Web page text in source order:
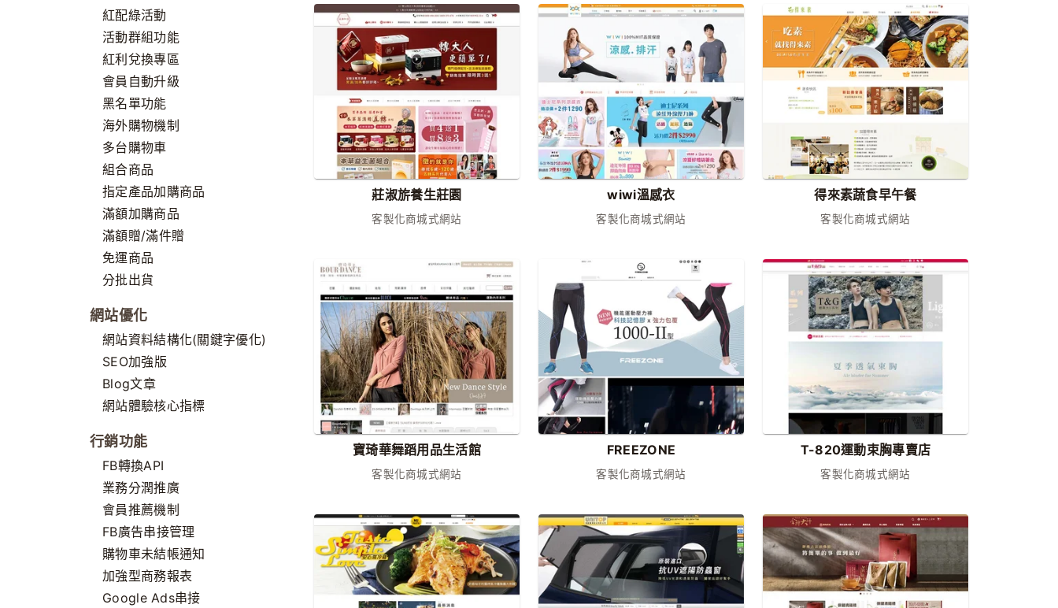
紅配綠活動
活動群組功能
紅利兌換專區
會員自動升級
黑名單功能
海外購物機制
多台購物車
組合商品
指定產品加購商品
滿額加購商品
滿額贈/滿件贈
免運商品
分批出貨
網站優化
網站資料結構化(關鍵字優化)
SEO加強版
Blog文章
網站體驗核心指標
行銷功能
FB轉換API
業務分潤推廣
會員推薦機制
FB廣告串接管理
購物車未結帳通知
加強型商務報表
Google Ads串接
莊淑旂養生莊園
客製化商城式網站
wiwi溫感衣
客製化商城式網站
得來素蔬食早午餐
客製化商城式網站
寶琦華舞蹈用品生活館
客製化商城式網站
FREEZONE
客製化商城式網站
T-820運動束胸專賣店
客製化商城式網站